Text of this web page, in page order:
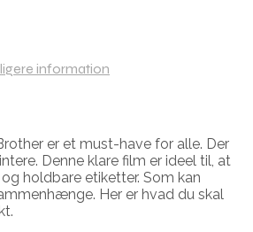
information
er et must-have for alle. Der
Denne klare film er ideel til, at
holdbare etiketter. Som kan
Her er hvad du skal